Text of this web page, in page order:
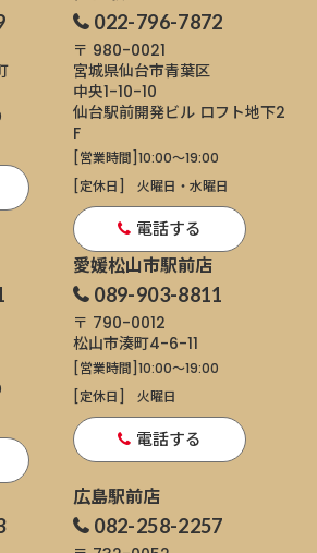
022-796-7872
〒 980-0021
宮城県仙台市青葉区
中央1-10-10
仙台駅前開発ビル ロフト地下2
F
[営業時間]10:00～19:00
[定休日]
火曜日・水曜日
電話する
愛媛松山市駅前店
089-903-8811
〒 790-0012
松山市湊町4-6-11
[営業時間]10:00～19:00
[定休日]
火曜日
電話する
広島駅前店
082-258-2257